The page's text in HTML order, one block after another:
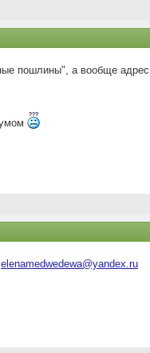
пошлины", а вообще
elenamedwedewa@yandex.ru